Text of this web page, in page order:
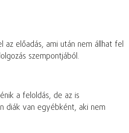
előadás, ami után nem állhat fel
szempontjából.
a feloldás, de az is
diák van egyébként, aki nem